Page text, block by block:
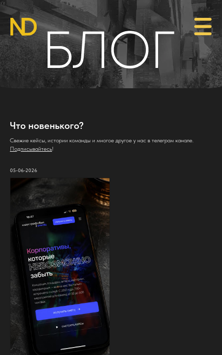
Что новенького?
Свежие кейсы, истории команды и многое другое у нас в телеграм канале.
Подписывайтесь!
05-06-2026